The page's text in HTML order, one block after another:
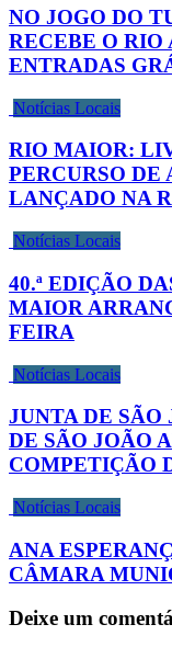
NO JOGO DO
RECEBE O
ENTRADAS
Notícias Locais
RIO MAIOR:
PERCURSO
LANÇADO NA
Notícias Locais
40.ª EDIÇÃO
MAIOR
FEIRA
Notícias Locais
JUNTA DE
DE SÃO JOÃO
COMPETIÇÃO
Notícias Locais
ANA
CÂMARA
Deixe um